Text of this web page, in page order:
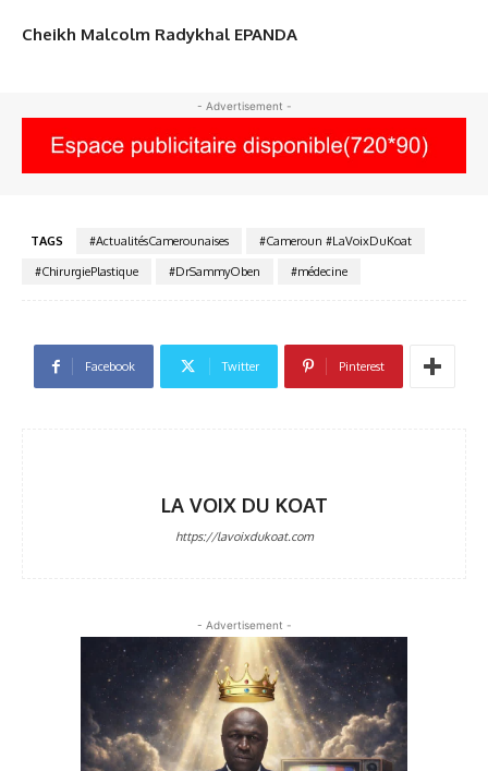
Cheikh Malcolm Radykhal EPANDA
- Advertisement -
TAGS #ActualitésCamerounaises
#Cameroun #LaVoixDuKoat
#ChirurgiePlastique
#DrSammyOben #médecine
Facebook Twitter Pinterest
LA VOIX DU KOAT
https://lavoixdukoat.com
- Advertisement -